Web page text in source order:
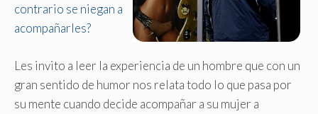
contrario se niegan a
acompañarles?
Les invito a leer la experiencia de un hombre que con un
gran sentido de humor nos relata todo lo que pasa por
su mente cuando decide acompañar a su mujer a